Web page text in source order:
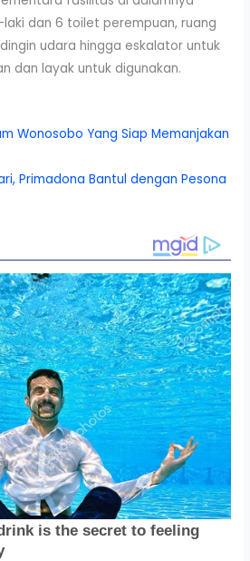
dan 6 toilet perempuan, ruang
udara hingga eskalator untuk
dan layak untuk digunakan.
Wonosobo Yang Siap Memanjakan
Primadona Bantul dengan Pesona